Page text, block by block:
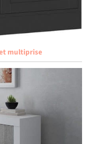
multiprise